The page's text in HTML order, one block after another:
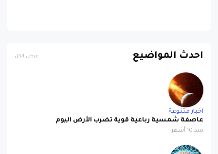
احدث المواضيع عرض الكل
اخبار متنوعة
عاصفة شمسية رباعية قوية تضرب الأرض اليوم
منذ 10 أشهر